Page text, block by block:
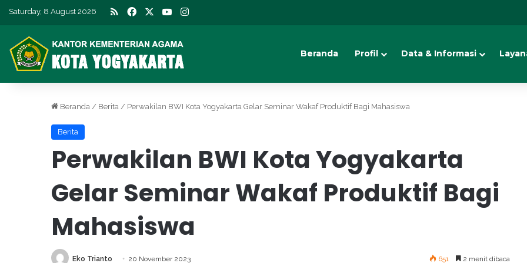
Saturday, 8 August 2026 RSS Facebook YouTube
Beranda Profil Data & Informasi
Beranda / Berita / Perwakilan BWI Kota Yogyakarta Gelar Seminar Wakaf Produktif Bagi Mahasiswa
Berita
Perwakilan BWI Kota Yogyakarta
Gelar Seminar Wakaf Produktif Bagi
Mahasiswa
Eko Trianto 20 November 2023 651 2 menit dibaca